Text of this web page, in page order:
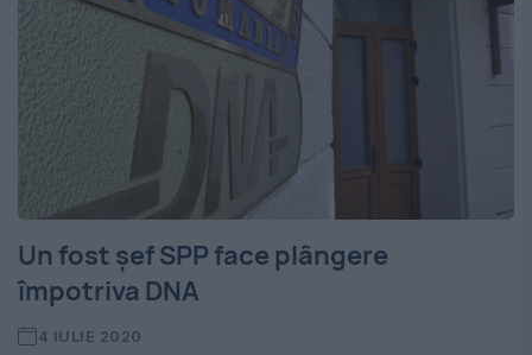
Un fost șef SPP face plângere
împotriva DNA
4 IULIE 2020